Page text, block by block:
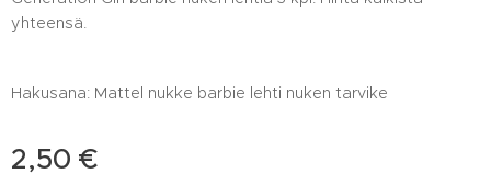
yhteensä.
Hakusana: Mattel nukke barbie lehti nuken tarvike
2,50 €